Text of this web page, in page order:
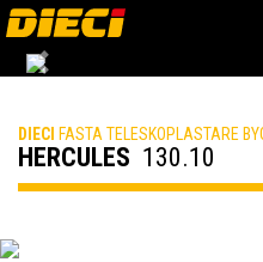
Previous
DIECI FASTA TELESKOPLASTARE
HERCULES 130.10